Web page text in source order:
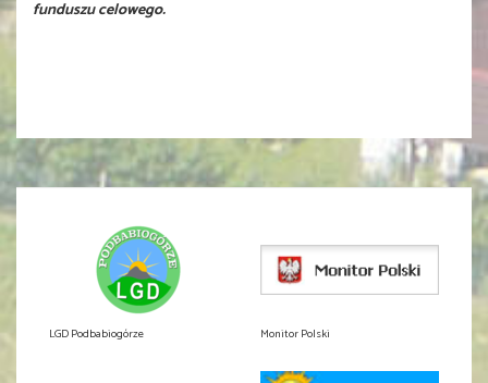
funduszu celowego.
LGD Podbabiogórze Monitor Polski